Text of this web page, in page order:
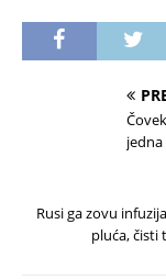
Rusi ga zovu
pluća, čisti